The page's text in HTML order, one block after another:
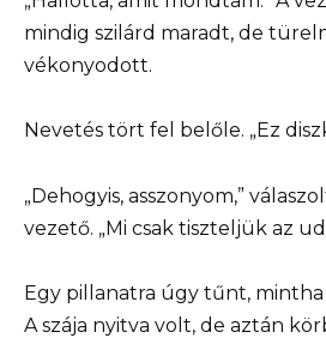
mindig szilárd maradt, de
vékonyodott.
Nevetés tört fel belőle. „Ez
„Dehogyis, asszonyom,”
vezető. „Mi csak tiszteljük az
Egy pillanatra úgy tűnt,
A szája nyitva volt, de aztán